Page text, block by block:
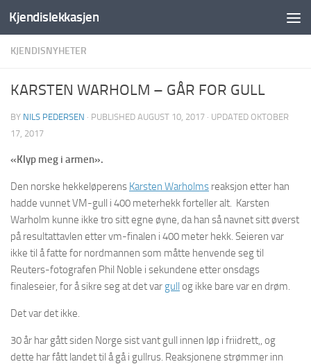
Skip to content
Kjendislekkasjen
KJENDISNYHETER
KARSTEN WARHOLM – GÅR FOR GULL
BY NILS PEDERSEN · PUBLISHED AUGUST 10, 2017 · UPDATED OKTOBER
17, 2017
«Klyp meg i armen».
Den norske hekkeløperens Karsten Warholms reaksjon etter han
hadde vunnet VM-gull i 400 meterhekk forteller alt. Karsten
Warholm kunne ikke tro sitt egne øyne, da han så navnet sitt øverst
på resultattavlen etter vm-finalen i 400 meter hekk. Seieren var
ikke til å fatte for nordmannen som måtte henvende seg til
Reuters-fotografen Phil Noble i sekundene etter onsdags
finaleseier, for å sikre seg at det var gull og ikke bare var en drøm.
Det var det ikke.
30 år har gått siden Norge sist vant gull innen løp i friidrett,, og
dette har fått landet til å gå i gullrus. Reaksjonene strømmer inn